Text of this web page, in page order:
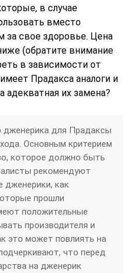
в случае
вместо
за свое здоровье. Цена
(обратите внимание
в зависимости от
Прадакса аналоги и
адекватная их замена?
для Прадаксы
Основным критерием
которое должно быть
рекомендуют
дженерики, как
прошли
положительные
производителя и
это может повлиять на
что перед
на дженерик